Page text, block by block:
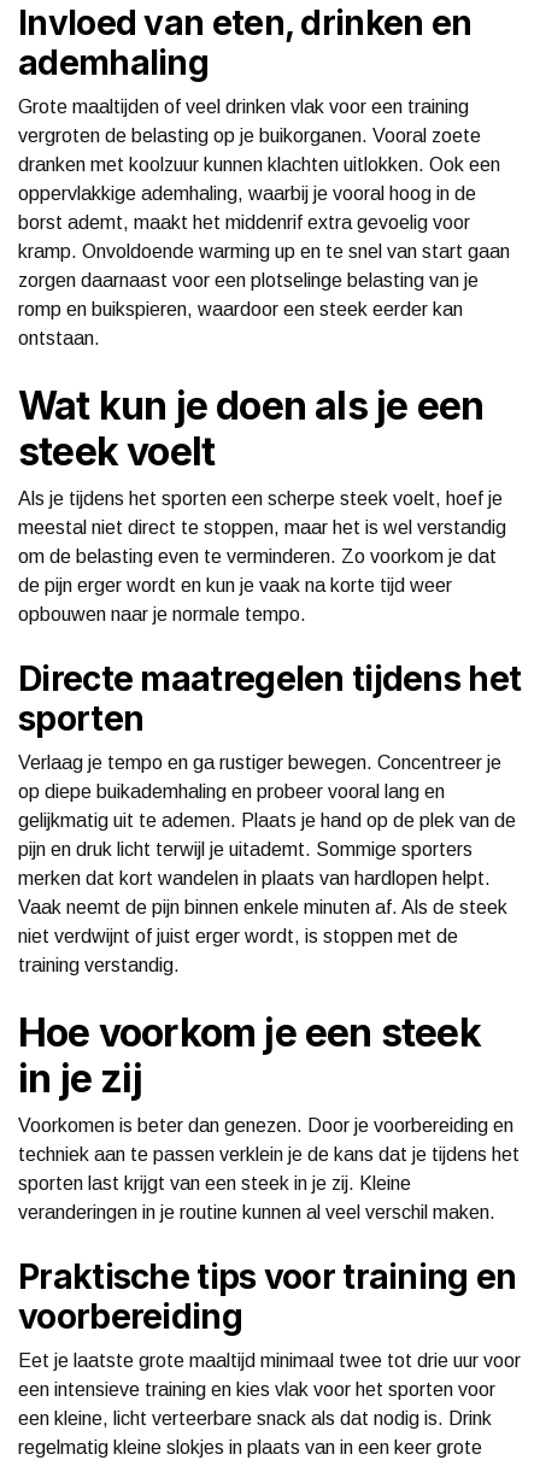
Invloed van eten, drinken en
ademhaling
Grote maaltijden of veel drinken vlak voor een training
vergroten de belasting op je buikorganen. Vooral zoete
dranken met koolzuur kunnen klachten uitlokken. Ook een
oppervlakkige ademhaling, waarbij je vooral hoog in de
borst ademt, maakt het middenrif extra gevoelig voor
kramp. Onvoldoende warming up en te snel van start gaan
zorgen daarnaast voor een plotselinge belasting van je
romp en buikspieren, waardoor een steek eerder kan
ontstaan.
Wat kun je doen als je een
steek voelt
Als je tijdens het sporten een scherpe steek voelt, hoef je
meestal niet direct te stoppen, maar het is wel verstandig
om de belasting even te verminderen. Zo voorkom je dat
de pijn erger wordt en kun je vaak na korte tijd weer
opbouwen naar je normale tempo.
Directe maatregelen tijdens het
sporten
Verlaag je tempo en ga rustiger bewegen. Concentreer je
op diepe buikademhaling en probeer vooral lang en
gelijkmatig uit te ademen. Plaats je hand op de plek van de
pijn en druk licht terwijl je uitademt. Sommige sporters
merken dat kort wandelen in plaats van hardlopen helpt.
Vaak neemt de pijn binnen enkele minuten af. Als de steek
niet verdwijnt of juist erger wordt, is stoppen met de
training verstandig.
Hoe voorkom je een steek
in je zij
Voorkomen is beter dan genezen. Door je voorbereiding en
techniek aan te passen verklein je de kans dat je tijdens het
sporten last krijgt van een steek in je zij. Kleine
veranderingen in je routine kunnen al veel verschil maken.
Praktische tips voor training en
voorbereiding
Eet je laatste grote maaltijd minimaal twee tot drie uur voor
een intensieve training en kies vlak voor het sporten voor
een kleine, licht verteerbare snack als dat nodig is. Drink
regelmatig kleine slokjes in plaats van in een keer grote